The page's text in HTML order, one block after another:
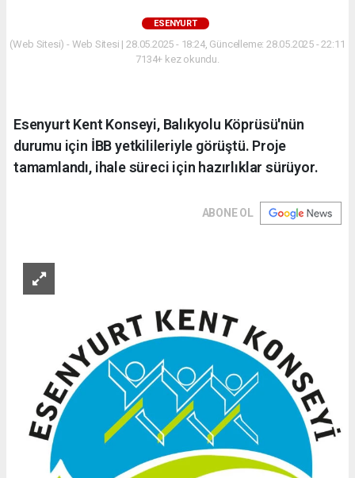
ESENYURT
(Web Sitesi) - Web Sitesi | 28.05.2025 - 18:24, Güncelleme: 28.05.2025 - 22:11
7134+ kez okundu.
Esenyurt Kent Konseyi, Balıkyolu Köprüsü'nün
durumu için İBB yetkilileriyle görüştü. Proje
tamamlandı, ihale süreci için hazırlıklar sürüyor.
ABONE OL